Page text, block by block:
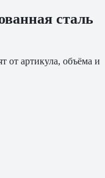
сталь
от артикула, объёма и